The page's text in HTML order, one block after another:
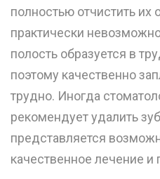
полностью отчистить их
практически
полость образуется в
поэтому качественно
трудно. Иногда
рекомендуетудалить зуб
представляется
качественное лечение и